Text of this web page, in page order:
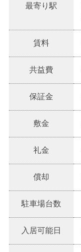
最寄り駅
賃料
共益費
保証金
敷金
礼金
償却
駐車場台数
入居可能日